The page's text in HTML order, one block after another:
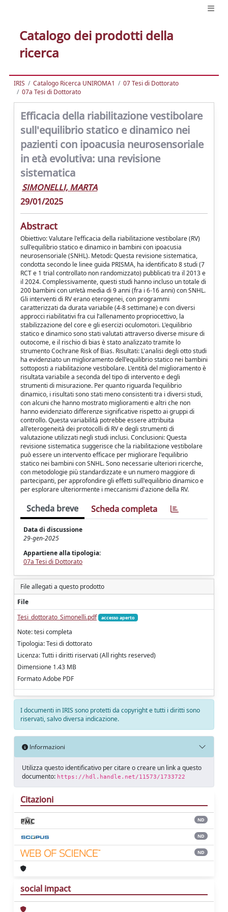
Catalogo dei prodotti della
ricerca
IRIS Catalogo Ricerca UNIROMA1
07 Tesi di Dottorato
07a Tesi di Dottorato
Efficacia della riabilitazione vestibolare
sull'equilibrio statico e dinamico nei
pazienti con ipoacusia neurosensoriale
in età evolutiva: una revisione
sistematica
SIMONELLI, MARTA
29/01/2025
Abstract
Obiettivo: Valutare l'efficacia della riabilitazione vestibolare (RV)
sull'equilibrio statico e dinamico in bambini con ipoacusia
neurosensoriale (SNHL). Metodi: Questa revisione sistematica,
condotta secondo le linee guida PRISMA, ha identificato 8 studi (7
RCT e 1 trial controllato non randomizzato) pubblicati tra il 2013 e
il 2024. Complessivamente, questi studi hanno incluso un totale di
200 bambini con un’età media di 9 anni (fra i 6-16 anni) con SNHL.
Gli interventi di RV erano eterogenei, con programmi
caratterizzati da durata variabile (4-8 settimane) e con diversi
approcci riabilitativi fra cui l’allenamento propriocettivo, la
stabilizzazione del core e gli esercizi oculomotori. L'equilibrio
statico e dinamico sono stati valutati attraverso diverse misure di
outocome, e il rischio di bias è stato analizzato tramite lo
strumento Cochrane Risk of Bias. Risultati: L'analisi degli otto studi
ha evidenziato un miglioramento dell'equilibrio statico nei bambini
sottoposti a riabilitazione vestibolare. L'entità del miglioramento è
risultata variabile a seconda del tipo di intervento e degli
strumenti di misurazione. Per quanto riguarda l'equilibrio
dinamico, i risultati sono stati meno consistenti tra i diversi studi,
con alcuni che hanno mostrato miglioramenti e altri che non
hanno evidenziato differenze significative rispetto ai gruppi di
controllo. Questa variabilità potrebbe essere attribuita
all'eterogeneità dei protocolli di RV e degli strumenti di
valutazione utilizzati negli studi inclusi. Conclusioni: Questa
revisione sistematica suggerisce che la riabilitazione vestibolare
può essere un intervento efficace per migliorare l'equilibrio
statico nei bambini con SNHL. Sono necessarie ulteriori ricerche,
con metodologie più standardizzate e un numero maggiore di
partecipanti, per approfondire gli effetti sull'equilibrio dinamico e
per esplorare ulteriormente i meccanismi d'azione della RV.
Scheda breve Scheda completa
Data di discussione
29-gen-2025
Appartiene alla tipologia:
07a Tesi di Dottorato
File allegati a questo prodotto
File
Tesi_dottorato_Simonelli.pdf
accesso aperto
Note: tesi completa
Tipologia: Tesi di dottorato
Licenza: Tutti i diritti riservati (All rights reserved)
Dimensione 1.43 MB
Formato Adobe PDF
I documenti in IRIS sono protetti da copyright e tutti i diritti sono
riservati, salvo diversa indicazione.
Informazioni
Utilizza questo identificativo per citare o creare un link a questo
documento: https://hdl.handle.net/11573/1733722
Citazioni
ND
ND
ND
social impact